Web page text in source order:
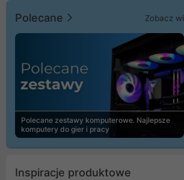
Polecane Zobacz
Polecane zestawy komputerowe. Najlepsze
komputery do gier i pracy
Inspiracje produktowe